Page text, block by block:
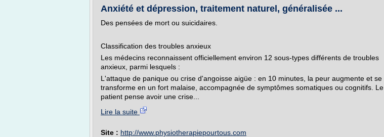
Anxiété et dépression, traitement naturel, généralisée ...
Des pensées de mort ou suicidaires.
Classification des troubles anxieux
Les médecins reconnaissent officiellement environ 12 sous-types différents de troubles
anxieux, parmi lesquels :
L'attaque de panique ou crise d'angoisse aigüe : en 10 minutes, la peur augmente et se
transforme en un fort malaise, accompagnée de symptômes somatiques ou cognitifs. Le
patient pense avoir une crise...
Lire la suite
Site : http://www.physiotherapiepourtous.com